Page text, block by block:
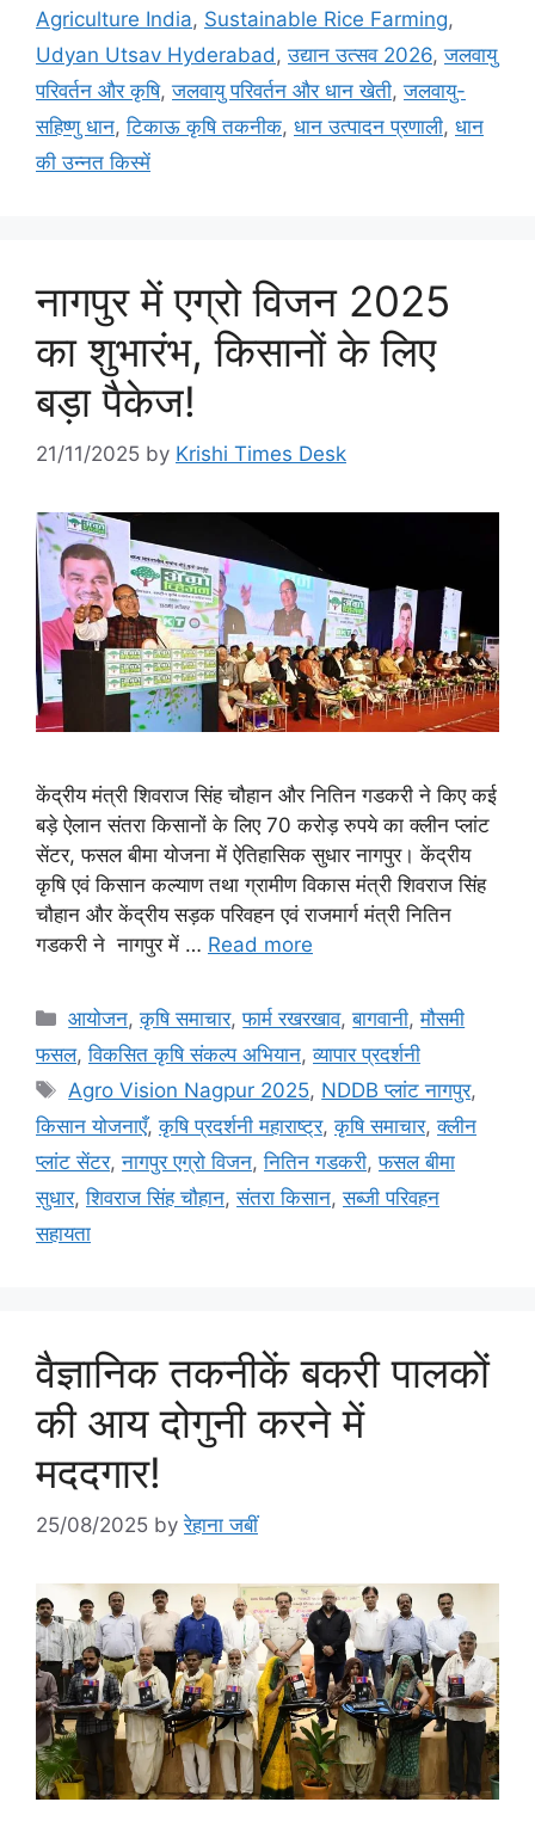
Agriculture India, Sustainable Rice Farming,
Udyan Utsav Hyderabad ,उद्यान उत्सव 2026,जलवायु
परिवर्तन और कृषि,जलवायु परिवर्तन और धान खेती,जलवायु-
सहिष्णु धान,टिकाऊ कृषि तकनीक, धान उत्पादन प्रणाली, धान
की उन्नत किस्में
नागपुर में एग्रो विजन 2025
का शुभारंभ, किसानों के लिए
बड़ा पैकेज!
21/11/2025 by Krishi Times Desk
केंद्रीय मंत्री शिवराज सिंह चौहान और नितिन गडकरी ने किए कई
बड़े ऐलान संतरा किसानों के लिए 70 करोड़ रुपये का क्लीन प्लांट
सेंटर, फसल बीमा योजना में ऐतिहासिक सुधार नागपुर। केंद्रीय
कृषि एवं किसान कल्याण तथा ग्रामीण विकास मंत्री शिवराज सिंह
चौहान और केंद्रीय सड़क परिवहन एवं राजमार्ग मंत्री नितिन
गडकरी ने नागपुर में … Read more
आयोजन,कृषि समाचार,फार्म रखरखाव,बागवानी,मौसमी
फसल,विकसित कृषि संकल्प अभियान,व्यापार प्रदर्शनी
Agro Vision Nagpur 2025, NDDB प्लांट नागपुर,
किसान योजनाएँ,कृषि प्रदर्शनी महाराष्ट्र,कृषि समाचार,क्लीन
प्लांट सेंटर,नागपुर एग्रो विजन,नितिन गडकरी,फसल बीमा
सुधार,शिवराज सिंह चौहान,संतरा किसान,सब्जी परिवहन
सहायता
वैज्ञानिक तकनीकें बकरी पालकों
की आय दोगुनी करने में
मददगार!
25/08/2025 byरेहाना जबीं